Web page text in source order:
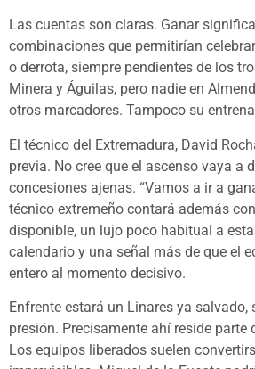
Las cuentas son claras. Ganar
combinaciones que permitirían
o derrota, siempre pendientes de los
Minera y Águilas, pero nadie en
otros marcadores. Tampoco su
El técnico del Extremadura, David
previa. No cree que el ascenso vaya a
concesiones ajenas. “Vamos a ir a
técnico extremeño contará además
disponible, un lujo poco habitual a
calendario y una señal más de que el
entero al momento decisivo.
Enfrente estará un Linares ya salvado,
presión. Precisamente ahí reside parte
Los equipos liberados suelen